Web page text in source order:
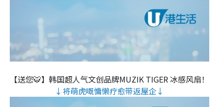
【送您🐯】韩国超人气文创品牌MUZIK TIGER 冰感风扇！
↓将萌虎嘅慵懒疗愈带返屋企↓